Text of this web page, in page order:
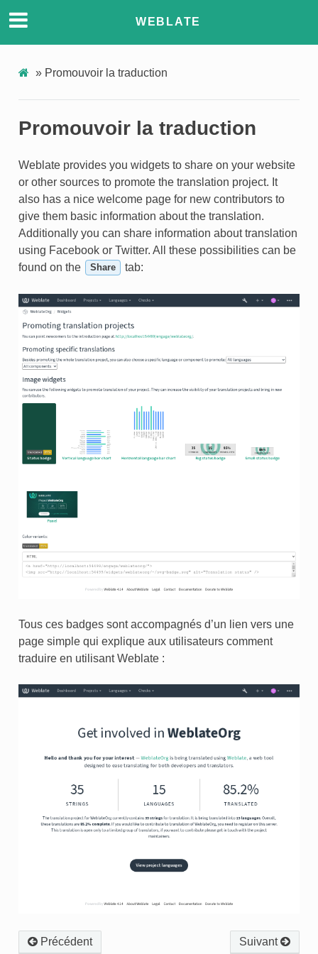
WEBLATE
» Promouvoir la traduction
Promouvoir la traduction
Weblate provides you widgets to share on your website
or other sources to promote the translation project. It
also has a nice welcome page for new contributors to
give them basic information about the translation.
Additionally you can share information about translation
using Facebook or Twitter. All these possibilities can be
found on the
Share tab:
Tous ces badges sont accompagnés d’un lien vers une
page simple qui explique aux utilisateurs comment
traduire en utilisant Weblate :
Précédent Suivant